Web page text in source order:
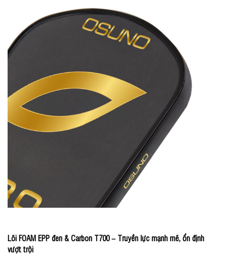
Lõi FOAM EPP đen & Carbon T700 – Truyền lực mạnh mẽ, ổn định
vượt trội